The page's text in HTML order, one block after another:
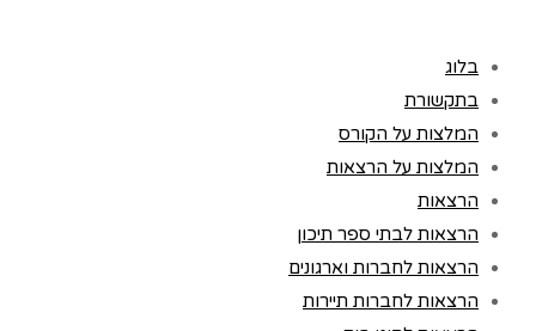
בלוג
בתקשורת
המלצות על הקורס
המלצות על הרצאות
הרצאות
הרצאות לבתי ספר תיכון
הרצאות לחברות וארגונים
הרצאות לחברות תיירות